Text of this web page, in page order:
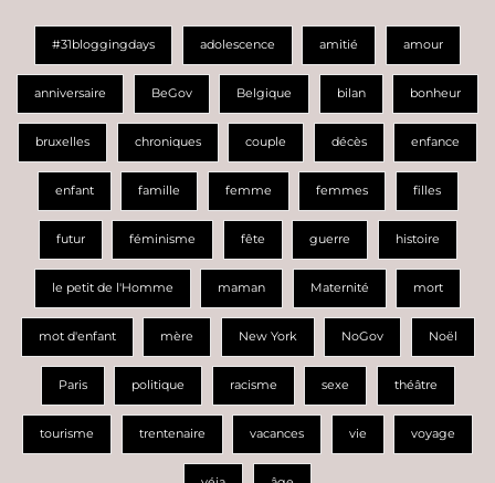
#31bloggingdays adolescence amitié amour
anniversaire BeGov Belgique bilan bonheur
bruxelles chroniques couple décès enfance
enfant famille femme femmes filles
futur féminisme fête guerre histoire
le petit de l'Homme maman Maternité mort
mot d'enfant mère New York NoGov Noël
Paris politique racisme sexe théâtre
tourisme trentenaire vacances vie voyage